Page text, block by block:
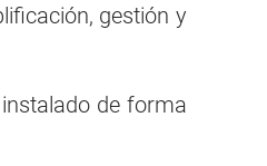
gestión y
de forma